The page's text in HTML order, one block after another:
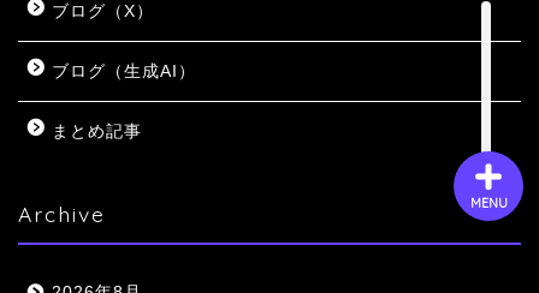
ブログ（X）
ブログ（生成AI）
まとめ記事
Archive MENU
お問い合わせ